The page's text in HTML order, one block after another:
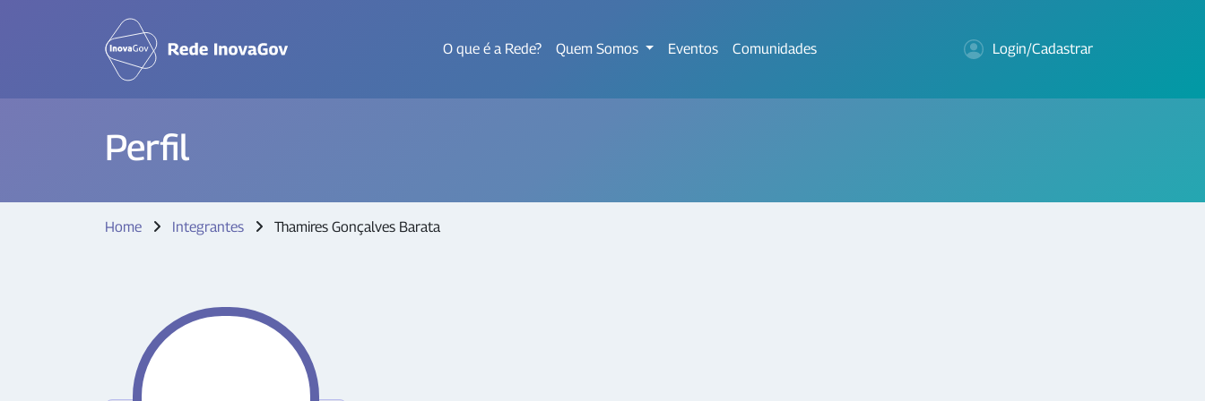
O que é a Rede? Quem Somos Eventos Comunidades Login/Cadastrar
Perfil
Home Integrantes Thamires Gonçalves Barata